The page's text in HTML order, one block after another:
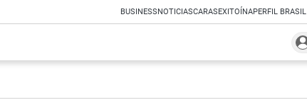
BUSINESSNOTICIASCARASEXITOÍNAPERFIL BRASIL